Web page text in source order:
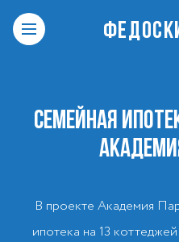
СЕМЕЙНАЯ
В проекте Академия
ипотека на 13